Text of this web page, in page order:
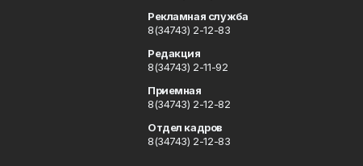
Рекламная служба
8(34743) 2-12-83
Редакция
8(34743) 2-11-92
Приемная
8(34743) 2-12-82
Отдел кадров
8(34743) 2-12-83